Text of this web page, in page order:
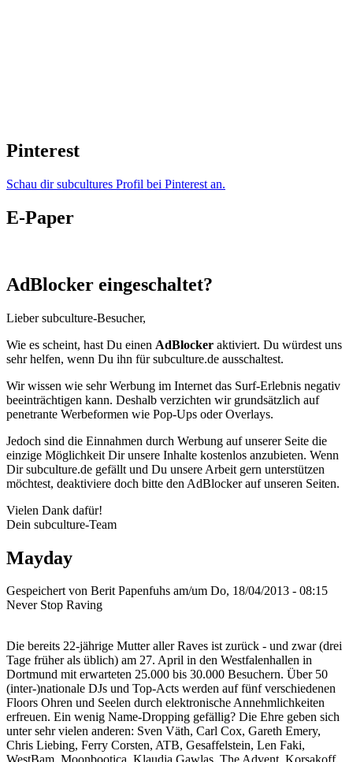
Pinterest
Schau dir subcultures Profil bei Pinterest an.
E-Paper
AdBlocker eingeschaltet?
Lieber subculture-Besucher,
Wie es scheint, hast Du einen AdBlocker aktiviert. Du würdest uns
sehr helfen, wenn Du ihn für subculture.de ausschaltest.
Wir wissen wie sehr Werbung im Internet das Surf-Erlebnis negativ
beeinträchtigen kann. Deshalb verzichten wir grundsätzlich auf
penetrante Werbeformen wie Pop-Ups oder Overlays.
Jedoch sind die Einnahmen durch Werbung auf unserer Seite die
einzige Möglichkeit Dir unsere Inhalte kostenlos anzubieten. Wenn
Dir subculture.de gefällt und Du unsere Arbeit gern unterstützen
möchtest, deaktiviere doch bitte den AdBlocker auf unseren Seiten.
Vielen Dank dafür!
Dein subculture-Team
Mayday
Gespeichert von Berit Papenfuhs am/um Do, 18/04/2013 - 08:15
Never Stop Raving
Die bereits 22-jährige Mutter aller Raves ist zurück - und zwar (drei
Tage früher als üblich) am 27. April in den Westfalenhallen in
Dortmund mit erwarteten 25.000 bis 30.000 Besuchern. Über 50
(inter-)nationale DJs und Top-Acts werden auf fünf verschiedenen
Floors Ohren und Seelen durch elektronische Annehmlichkeiten
erfreuen. Ein wenig Name-Dropping gefällig? Die Ehre geben sich
unter sehr vielen anderen: Sven Väth, Carl Cox, Gareth Emery,
Chris Liebing, Ferry Corsten, ATB, Gesaffelstein, Len Faki,